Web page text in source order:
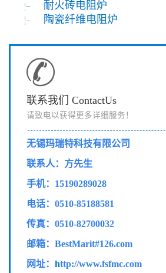
耐火砖电阻炉
陶瓷纤维电阻炉
联系我们 ContactUs
请致电以获得更多详细服务！
无锡玛瑞特科技有限公司
联系人：方先生
手机：15190289028
电话：0510-85188581
传真： 0510-82700032
邮箱：BestMarit#126.com
网址： http://www.fsfmc.com